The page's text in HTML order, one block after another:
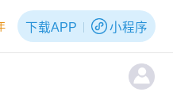
下载APP 小程序